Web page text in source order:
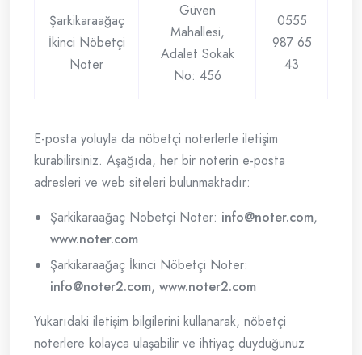
Şarkikaraağaç
İkinci Nöbetçi
Noter
Güven
Mahallesi,
Adalet Sokak
No: 456
0555
987 65
43
E-posta yoluyla da nöbetçi noterlerle iletişim
kurabilirsiniz. Aşağıda, her bir noterin e-posta
adresleri ve web siteleri bulunmaktadır:
Şarkikaraağaç Nöbetçi Noter: info@noter.com,
www.noter.com
Şarkikaraağaç İkinci Nöbetçi Noter:
info@noter2.com, www.noter2.com
Yukarıdaki iletişim bilgilerini kullanarak, nöbetçi
noterlere kolayca ulaşabilir ve ihtiyaç duyduğunuz